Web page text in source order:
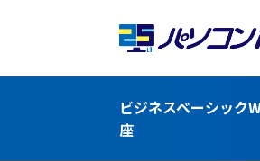
ビジネスベーシック
座